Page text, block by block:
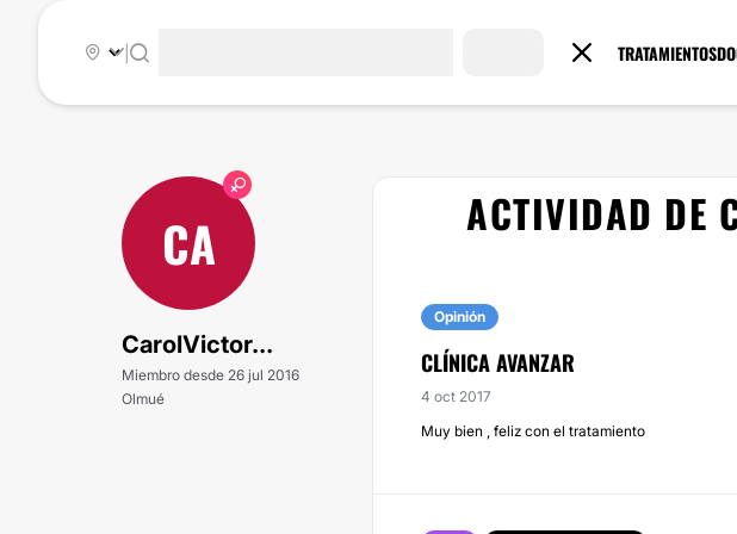
TRATAMIENTOS
|
CA
CarolVictor...
Miembro desde 26 jul 2016
Olmué
ACTIVIDAD DE
Opinión
CLÍNICA AVANZAR
4 oct 2017
Muy bien , feliz con el tratamiento